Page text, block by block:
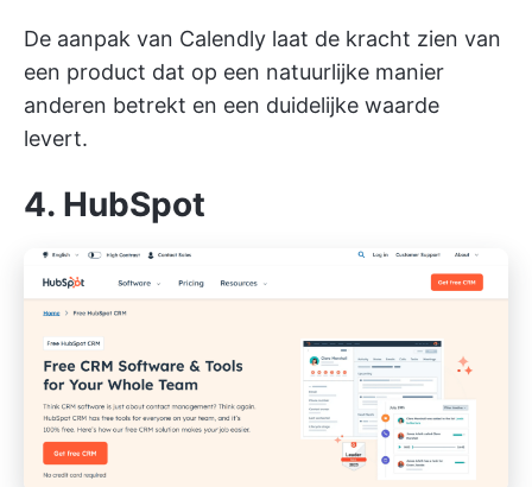
De aanpak van Calendly laat de kracht zien van
een product dat op een natuurlijke manier
anderen betrekt en een duidelijke waarde
levert.
4. HubSpot